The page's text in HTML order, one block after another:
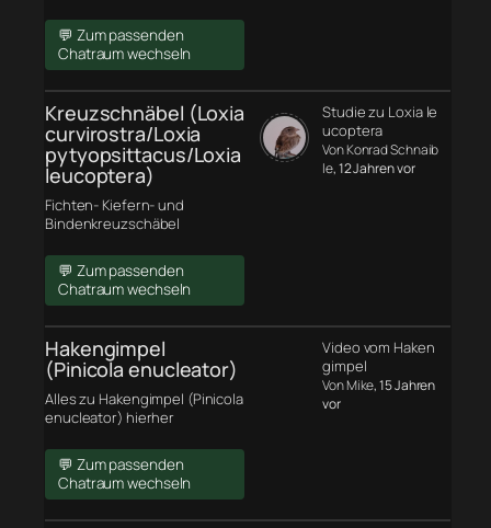
💬 Zum passenden
Chatraum wechseln
Kreuzschnäbel (Loxia
curvirostra/Loxia
pytyopsittacus/Loxia
leucoptera)
Fichten- Kiefern- und
Bindenkreuzschäbel
💬 Zum passenden
Chatraum wechseln
Studie zu Loxia le
ucoptera
Von Konrad Schnaib
le, 12 Jahren vor
Hakengimpel
(Pinicola enucleator)
Alles zu Hakengimpel (Pinicola
enucleator) hierher
💬 Zum passenden
Chatraum wechseln
Video vom Haken
gimpel
Von Mike, 15 Jahren
vor